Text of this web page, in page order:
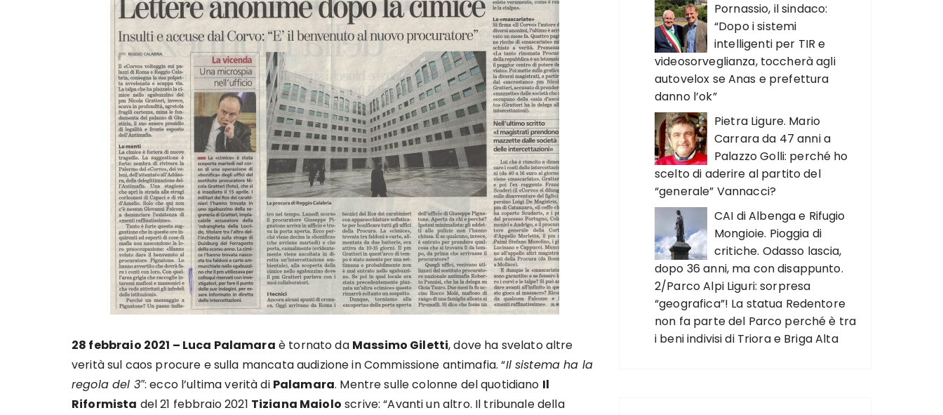
28 febbraio 2021 – Luca Palamara è tornato da Massimo Giletti, dove ha svelato altre
verità sul caos procure e sulla mancata audizione in Commissione antimafia. “Il sistema ha la
regola del 3″: ecco l’ultima verità di Palamara. Mentre sulle colonne del quotidiano Il
Riformista del 21 febbraio 2021 Tiziana Maiolo scrive: “Avanti un altro. Il tribunale della
Pornassio, il sindaco:
“Dopo i sistemi
intelligenti per TIR e
videosorveglianza, toccherà agli
autovelox se Anas e prefettura
danno l’ok”
Pietra Ligure. Mario
Carrara da 47 anni a
Palazzo Golli: perché ho
scelto di aderire al partito del
“generale” Vannacci?
CAI di Albenga e Rifugio
Mongioie. Pioggia di
critiche. Odasso lascia,
dopo 36 anni, ma con disappunto.
2/Parco Alpi Liguri: sorpresa
“geografica”! La statua Redentore
non fa parte del Parco perché è tra
i beni indivisi di Triora e Briga Alta